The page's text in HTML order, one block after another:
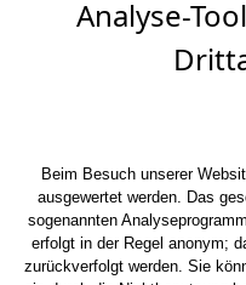
Analyse-
Beim Besuch unserer
ausgewertet werden. Das
sogenannten
erfolgt in der Regel anonym;
zurückverfolgt werden. Sie